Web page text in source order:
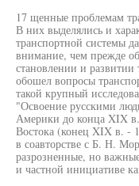
17 щенные проблемам
В них выделялись и
транспортной системы
внимание, чем прежде
становлении и
обошел вопросы
такой крупный
"Освоение русскими
Америки до конца XIX
Востока (конец XIX в. -
в соавторстве с Б. Н.
разрозненные, но
и частной инициативе